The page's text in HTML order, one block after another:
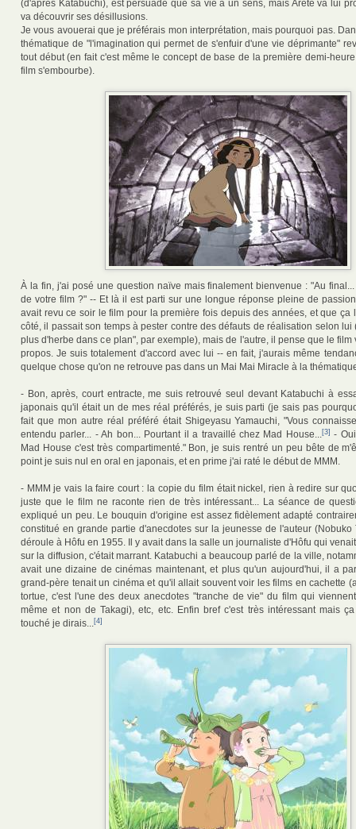
(d'après Katabuchi), est persuadé que sa vie a un sens, mais Arête va lui
va découvrir ses désillusions.
Je vous avouerai que je préférais mon interprétation, mais pourquoi pas.
thématique de "l'imagination qui permet de s'enfuir d'une vie déprimante"
tout début (en fait c'est même le concept de base de la première demi-
film s'embourbe).
À la fin, j'ai posé une question naïve mais finalement bienvenue : "Au
de votre film ?" -- Et là il est parti sur une longue réponse pleine de
avait revu ce soir le film pour la première fois depuis des années, et que ça
côté, il passait son temps à pester contre des défauts de réalisation selon lui
plus d'herbe dans ce plan", par exemple), mais de l'autre, il pense que le film
propos. Je suis totalement d'accord avec lui -- en fait, j'aurais même
quelque chose qu'on ne retrouve pas dans un Mai Mai Miracle à la
- Bon, après, court entracte, me suis retrouvé seul devant Katabuchi à
japonais qu'il était un de mes réal préférés, je suis parti (je sais pas
fait que mon autre réal préféré était Shigeyasu Yamauchi, "Vous
entendu parler... - Ah bon... Pourtant il a travaillé chez Mad House...[3] -
Mad House c'est très compartimenté." Bon, je suis rentré un peu bête de
point je suis nul en oral en japonais, et en prime j'ai raté le début de MMM.
- MMM je vais la faire court : la copie du film était nickel, rien à redire sur
juste que le film ne raconte rien de très intéressant... La séance de
expliqué un peu. Le bouquin d'origine est assez fidèlement adapté
constitué en grande partie d'anecdotes sur la jeunesse de l'auteur (Nobuko
déroule à Hôfu en 1955. Il y avait dans la salle un journaliste d'Hôfu qui
sur la diffusion, c'était marrant. Katabuchi a beaucoup parlé de la ville,
avait une dizaine de cinémas maintenant, et plus qu'un aujourd'hui, il a
grand-père tenait un cinéma et qu'il allait souvent voir les films en cachette
tortue, c'est l'une des deux anecdotes "tranche de vie" du film qui
même et non de Takagi), etc, etc. Enfin bref c'est très intéressant mais
touché je dirais...[4]